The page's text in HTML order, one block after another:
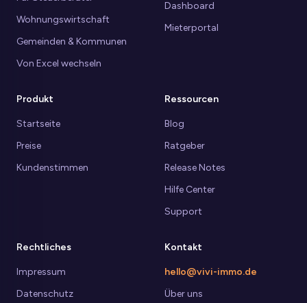
Produkt
Startseite
Preise
Kundenstimmen
Dashboard
Mieterportal
Wohnungswirtschaft
Gemeinden & Kommunen
Von Excel wechseln
Ressourcen
Blog
Ratgeber
Release Notes
Hilfe Center
Support
Rechtliches
Impressum
Datenschutz
Kontakt
hello@vivi-immo.de
Über uns